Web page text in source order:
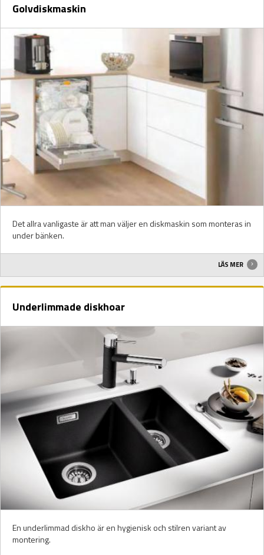
Golvdiskmaskin
Det allra vanligaste är att man väljer en diskmaskin som monteras in
under bänken.
LÄS MER
Underlimmade diskhoar
En underlimmad diskho är en hygienisk och stilren variant av
montering.